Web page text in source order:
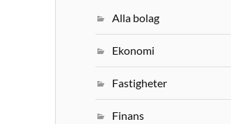
Alla bolag
Ekonomi
Fastigheter
Finans